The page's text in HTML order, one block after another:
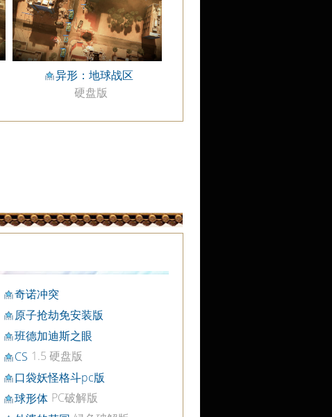
异形：地球战区
硬盘版
奇诺冲突
原子抢劫免安装版
班德加迪斯之眼
CS 1.5 硬盘版
口袋妖怪格斗pc版
球形体 PC破解版